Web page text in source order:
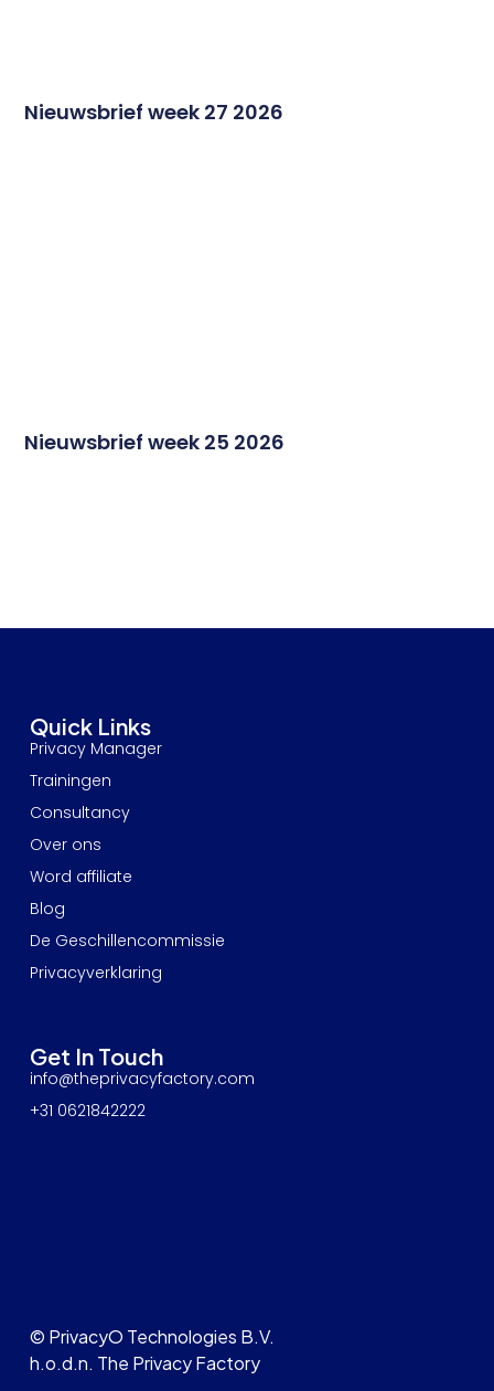
Nieuwsbrief week 27 2026
Nieuwsbrief week 25 2026
© PrivacyO Technologies B.V.
h.o.d.n. The Privacy Factory
Quick Links
Privacy Manager
Trainingen
Consultancy
Over ons
Word affiliate
Blog
De Geschillencommissie
Privacyverklaring
Get In Touch
info@theprivacyfactory.com
+31 0621842222